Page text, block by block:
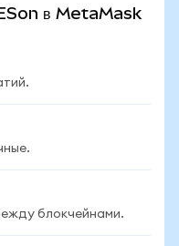
в MetaMask
блокчейнами.